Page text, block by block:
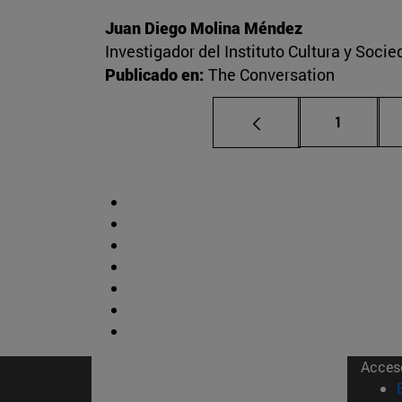
Juan Diego Molina Méndez
Investigador del Instituto Cultura y
Publicado en: The Conversation
Página
1